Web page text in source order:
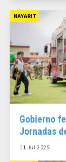
NAYARIT
Gobierno
Jornadas
11 Jul 2025